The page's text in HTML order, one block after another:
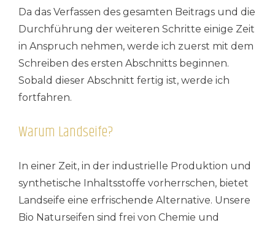
Da das Verfassen des gesamten Beitrags und die
Durchführung der weiteren Schritte einige Zeit
in Anspruch nehmen, werde ich zuerst mit dem
Schreiben des ersten Abschnitts beginnen.
Sobald dieser Abschnitt fertig ist, werde ich
fortfahren.
Warum Landseife?
In einer Zeit, in der industrielle Produktion und
synthetische Inhaltsstoffe vorherrschen, bietet
Landseife eine erfrischende Alternative. Unsere
Bio Naturseifen sind frei von Chemie und